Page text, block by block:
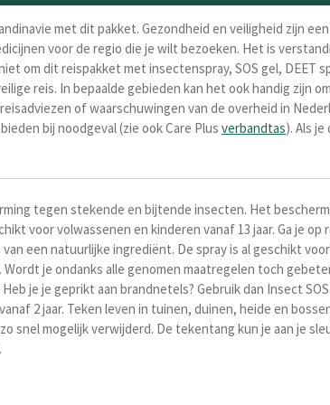
met dit pakket. Gezondheid en veiligheid zijn
voor de regio die je wilt bezoeken. Het is
om dit reispakket met insectenspray, SOS gel, DEET
reis. In bepaalde gebieden kan het ook handig zijn
of waarschuwingen van de overheid in
bij noodgeval (zie ook Care Plus verbandtas). Als je
tegen stekende en bijtende insecten. Het
voor volwassenen en kinderen vanaf 13 jaar. Ga je
een natuurlijke ingrediënt. De spray is al geschikt
Wordt je ondanks alle genomen maatregelen toch
je je geprikt aan brandnetels? Gebruik dan Insect
2 jaar. Teken leven in tuinen, duinen, heide en
snel mogelijk verwijderd. De tekentang kun je aan je